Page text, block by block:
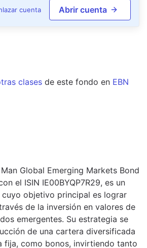
cuenta Abrir cuenta
clases de este fondo en EBN
Global Emerging Markets Bond
el ISIN IE00BYQP7R29, es un
objetivo principal es lograr
de la inversión en valores de
emergentes. Su estrategia se
de una cartera diversificada
fija, como bonos, invirtiendo tanto